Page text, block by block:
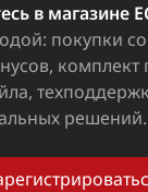
в магазине
покупки
решений.